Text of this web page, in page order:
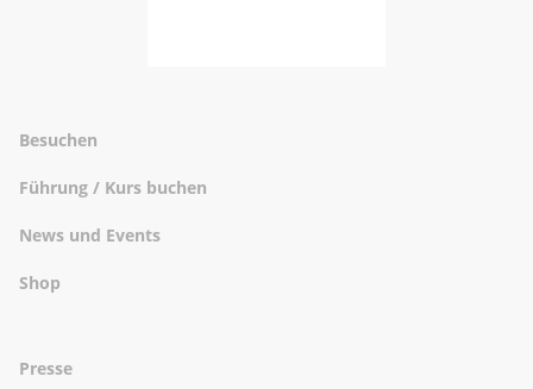
Besuchen
Führung / Kurs buchen
News und Events
Shop
Presse